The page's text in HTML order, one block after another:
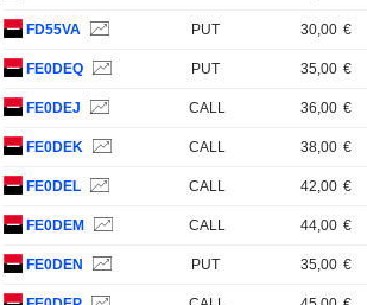
FD55VA PUT 30,00 €
FE0DEQ PUT 35,00 €
FE0DEJ CALL 36,00 €
FE0DEK CALL 38,00 €
FE0DEL CALL 42,00 €
FE0DEM CALL 44,00 €
FE0DEN PUT 35,00 €